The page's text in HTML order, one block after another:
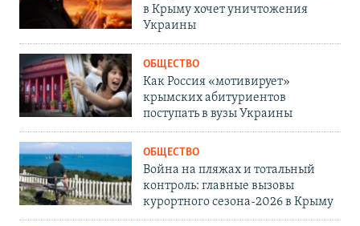
в Крыму хочет уничтожения
Украины
ОБЩЕСТВО
Как Россия «мотивирует»
крымских абитуриентов
поступать в вузы Украины
ОБЩЕСТВО
Война на пляжах и тотальный
контроль: главные вызовы
курортного сезона-2026 в Крыму